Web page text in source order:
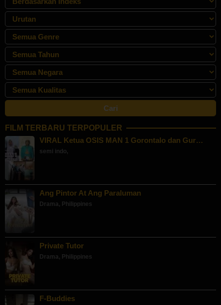
FILM TERBARU TERPOPULER
VIRAL Ketua OSIS MAN 1 Gorontalo dan Gur…
semi indo,
Ang Pintor At Ang Paraluman
Drama, Philippines
Private Tutor
Drama, Philippines
F-Buddies